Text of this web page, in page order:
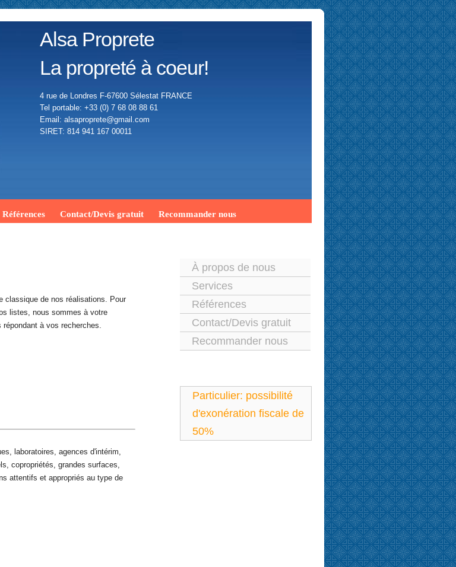
Alsa Proprete
La propreté à coeur!
4 rue de Londres F-67600 Sélestat FRANCE
Tel portable: +33 (0) 7 68 08 88 61
Email: alsaproprete@gmail.com
SIRET: 814 941 167 00011
Références Contact/Devis gratuit Recommander nous
classique de nos réalisations. Pour
listes, nous sommes à votre
à vos recherches.
laboratoires, agences d'intérim,
copropriétés, grandes surfaces,
attentifs et appropriés au type de
À propos de nous
Services
Références
Contact/Devis gratuit
Recommander nous
Particulier: possibilité
d'exonération fiscale de
50%